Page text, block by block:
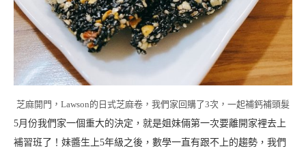
芝麻開門，Lawson的日式芝麻卷，我們家回購了3次，一起補鈣補頭髮
5月份我們家一個重大的決定，就是姐妹倆第一次要離開家裡去上
補習班了！妹醬生上5年級之後，數學一直有跟不上的趨勢，我們